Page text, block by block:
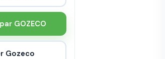
GOZECO
Gozeco